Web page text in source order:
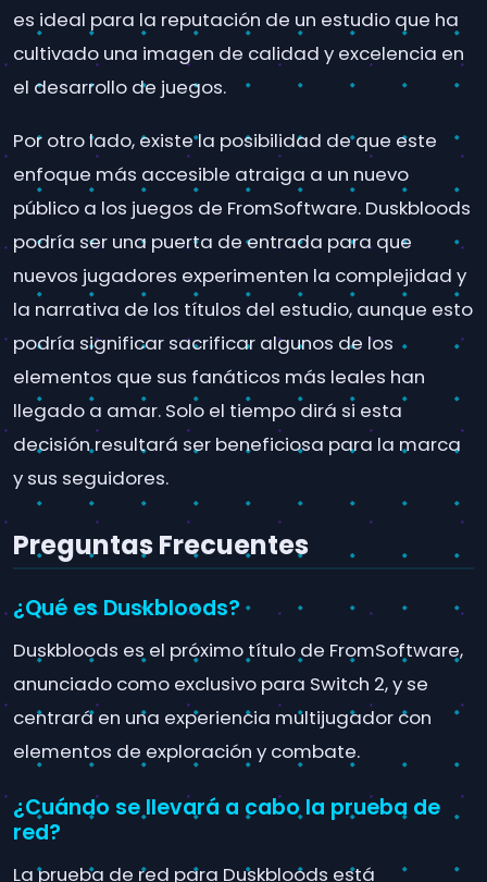
es ideal para la reputación de un estudio que ha
cultivado una imagen de calidad y excelencia en
el desarrollo de juegos.
Por otro lado, existe la posibilidad de que este
enfoque más accesible atraiga a un nuevo
público a los juegos de FromSoftware. Duskbloods
podría ser una puerta de entrada para que
nuevos jugadores experimenten la complejidad y
la narrativa de los títulos del estudio, aunque esto
podría significar sacrificar algunos de los
elementos que sus fanáticos más leales han
llegado a amar. Solo el tiempo dirá si esta
decisión resultará ser beneficiosa para la marca
y sus seguidores.
Preguntas Frecuentes
¿Qué es Duskbloods?
Duskbloods es el próximo título de FromSoftware,
anunciado como exclusivo para Switch 2, y se
centrará en una experiencia multijugador con
elementos de exploración y combate.
¿Cuándo se llevará a cabo la prueba de
red?
La prueba de red para Duskbloods está